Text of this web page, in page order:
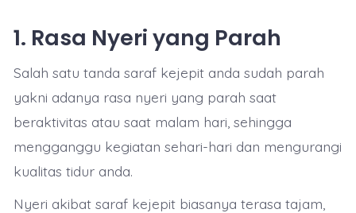
1. Rasa Nyeri yang Parah
Salah satu tanda saraf kejepit anda sudah parah
yakni adanya rasa nyeri yang parah saat
beraktivitas atau saat malam hari, sehingga
mengganggu kegiatan sehari-hari dan mengurangi
kualitas tidur anda.
Nyeri akibat saraf kejepit biasanya terasa tajam,